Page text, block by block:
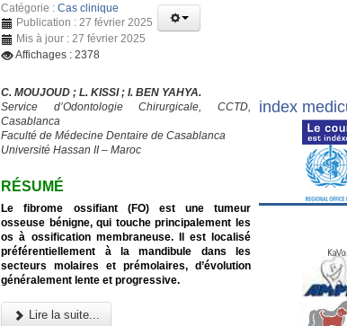
Catégorie :Cas clinique
Publication : 27 février 2025
Mis à jour : 27 février 2025
Affichages : 2378
C. MOUJOUD ; L. KISSI ; I. BEN YAHYA.
Service d’Odontologie Chirurgicale, CCTD,
Casablanca
Faculté de Médecine Dentaire de Casablanca
Université Hassan II – Maroc
RÉSUMÉ
Le fibrome ossifiant (FO) est une tumeur
osseuse bénigne, qui touche principalement les
os à ossification membraneuse. Il est localisé
préférentiellement à la mandibule dans les
secteurs molaires et prémolaires, d’évolution
généralement lente et progressive.
Lire la suite...
index